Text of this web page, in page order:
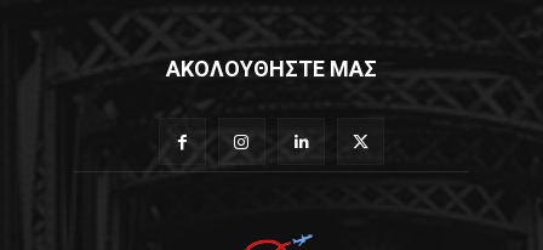
ΑΚΟΛΟΥΘΗΣΤΕ ΜΑΣ